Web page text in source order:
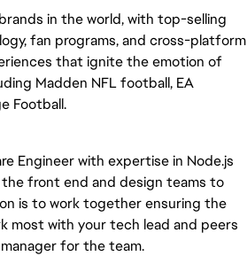
in the world, with top-selling
fan programs, and cross-platform
that ignite the emotion of
Madden NFL football, EA
Football.
Engineer with expertise in Node.js
front end and design teams to
is to work together ensuring the
most with your tech lead and peers
for the team.